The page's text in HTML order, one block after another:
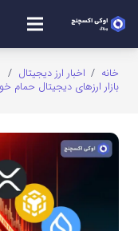
خانه / اخبار ارز دیجیتال /
بازار ارزهای دیجیتال